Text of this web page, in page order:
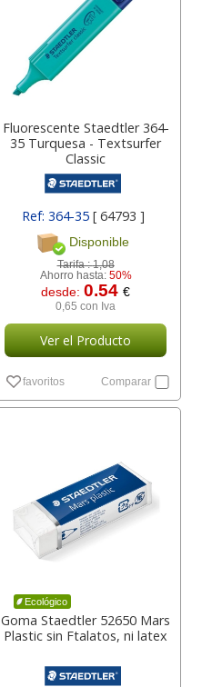
Fluorescente Staedtler 364-
35 Turquesa - Textsurfer
Classic
Ref: 364-35 [ 64793 ]
Disponible
Tarifa :1,08
Ahorro hasta: 50%
desde:0.54€
0,65 con Iva
Ver el Producto
favoritos Comparar
Ecológico
Goma Staedtler 52650 Mars
Plastic sin Ftalatos, ni latex